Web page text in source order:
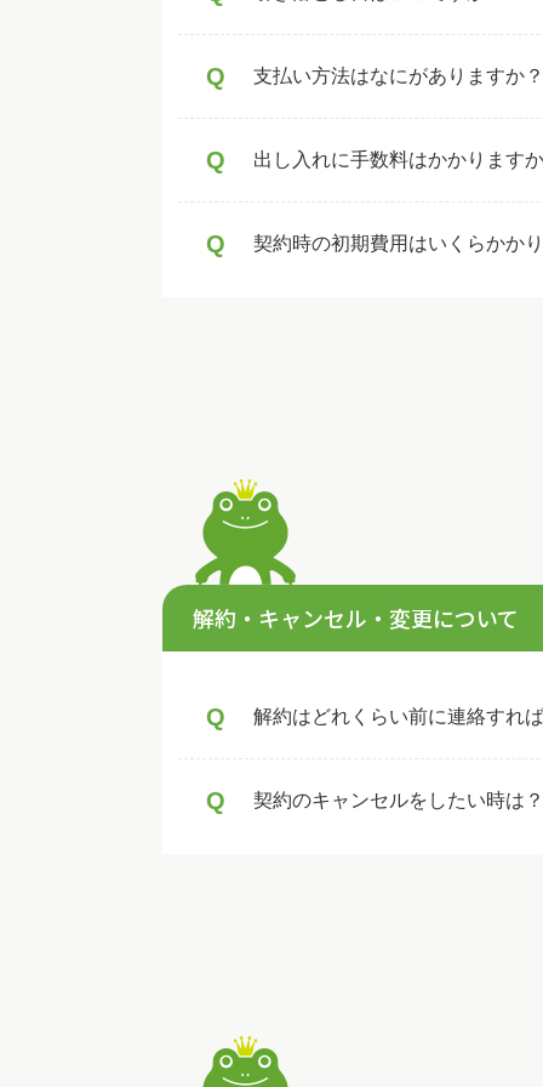
Q 支払い方法はなにがありますか？
Q 出し入れに手数料はかかります
Q 契約時の初期費用はいくらかか
解約・キャンセル・変更について
Q 解約はどれくらい前に連絡すれ
Q 契約のキャンセルをしたい時は？